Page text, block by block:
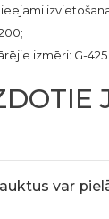
izmēri: G-
var